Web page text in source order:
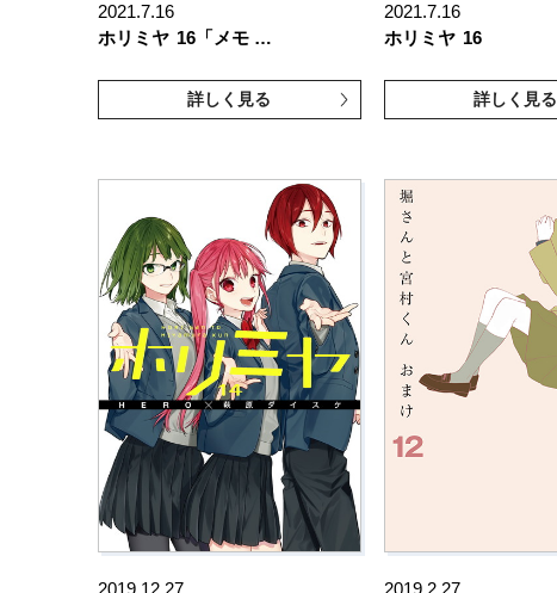
2021.7.16
ホリミヤ 16「メモ …
詳しく見る
2021.7.16
ホリミヤ 16
詳しく見る